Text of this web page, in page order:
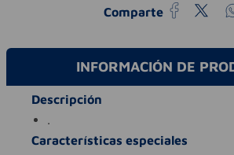
Comparte
INFORMACIÓN DE
Descripción
.
Características especiales